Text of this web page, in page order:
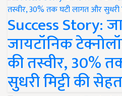
Success Story:
जायटॉनिक
की तस्वीर, 30%
सुधरी मिट्टी की